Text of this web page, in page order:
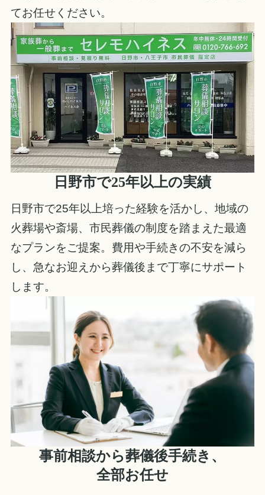
てお任せください。
日野市で25年以上の実績
日野市で25年以上培った経験を活かし、地域の
火葬場や斎場、市民葬儀の制度を踏まえた最適
なプランをご提案。費用や手続きの不安を減ら
し、急なお迎えから葬儀後まで丁寧にサポート
します。
事前相談から葬儀後手続き、
全部お任せ